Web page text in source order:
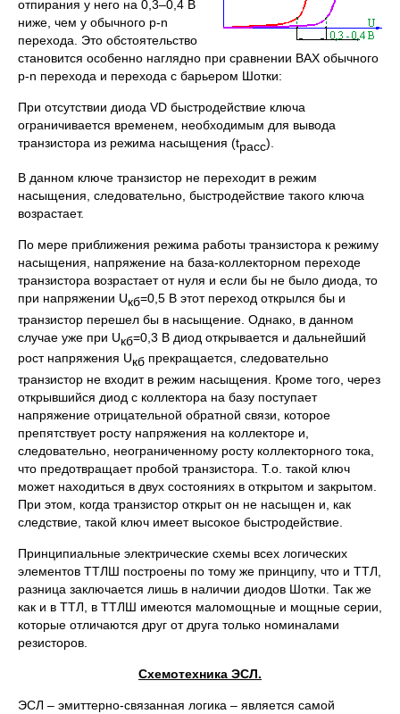
отпирания у него на 0,3–0,4 В
ниже, чем у обычного p-n
перехода. Это обстоятельство
становится особенно наглядно при сравнении ВАХ обычного
p-n перехода и перехода с барьером Шотки:
При отсутствии диода VD быстродействие ключа
ограничивается временем, необходимым для вывода
транзистора из режима насыщения (tрасс).
В данном ключе транзистор не переходит в режим
насыщения, следовательно, быстродействие такого ключа
возрастает.
По мере приближения режима работы транзистора к режиму
насыщения, напряжение на база-коллекторном переходе
транзистора возрастает от нуля и если бы не было диода, то
при напряжении Uкб=0,5 В этот переход открылся бы и
транзистор перешел бы в насыщение. Однако, в данном
случае уже при Uкб=0,3 В диод открывается и дальнейший
рост напряжения Uкб прекращается, следовательно
транзистор не входит в режим насыщения. Кроме того, через
открывшийся диод с коллектора на базу поступает
напряжение отрицательной обратной связи, которое
препятствует росту напряжения на коллекторе и,
следовательно, неограниченному росту коллекторного тока,
что предотвращает пробой транзистора. Т.о. такой ключ
может находиться в двух состояниях в открытом и закрытом.
При этом, когда транзистор открыт он не насыщен и, как
следствие, такой ключ имеет высокое быстродействие.
Принципиальные электрические схемы всех логических
элементов ТТЛШ построены по тому же принципу, что и ТТЛ,
разница заключается лишь в наличии диодов Шотки. Так же
как и в ТТЛ, в ТТЛШ имеются маломощные и мощные серии,
которые отличаются друг от друга только номиналами
резисторов.
Схемотехника ЭСЛ.
ЭСЛ – эмиттерно-связанная логика – является самой